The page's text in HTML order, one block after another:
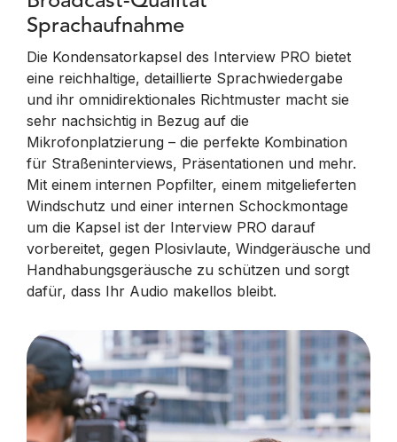
Sprachaufnahme
Die Kondensatorkapsel des Interview PRO bietet
eine reichhaltige, detaillierte Sprachwiedergabe
und ihr omnidirektionales Richtmuster macht sie
sehr nachsichtig in Bezug auf die
Mikrofonplatzierung – die perfekte Kombination
für Straßeninterviews, Präsentationen und mehr.
Mit einem internen Popfilter, einem mitgelieferten
Windschutz und einer internen Schockmontage
um die Kapsel ist der Interview PRO darauf
vorbereitet, gegen Plosivlaute, Windgeräusche und
Handhabungsgeräusche zu schützen und sorgt
dafür, dass Ihr Audio makellos bleibt.